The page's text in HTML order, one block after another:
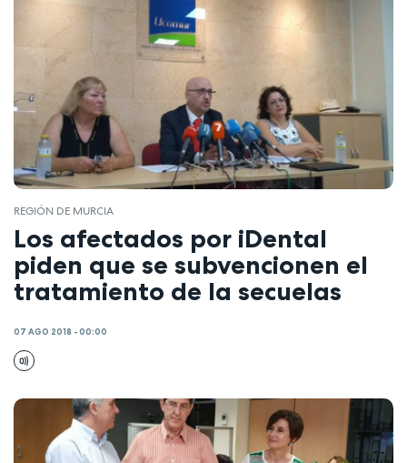
REGIÓN DE MURCIA
Los afectados por iDental
piden que se subvencionen el
tratamiento de la secuelas
07 AGO 2018 - 00:00